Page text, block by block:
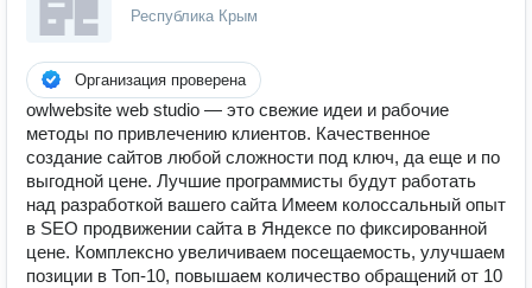
Республика Крым
Организация проверена
owlwebsite web studio — это свежие идеи и рабочие
методы по привлечению клиентов. Качественное
создание сайтов любой сложности под ключ, да еще и по
выгодной цене. Лучшие программисты будут работать
над разработкой вашего сайта Имеем колоссальный опыт
в SEO продвижении сайта в Яндексе по фиксированной
цене. Комплексно увеличиваем посещаемость, улучшаем
позиции в Топ-10, повышаем количество обращений от 10